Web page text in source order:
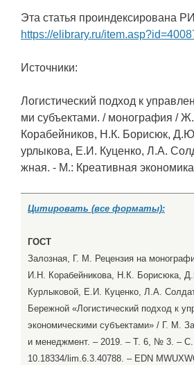
Эта статья проиндексирована
https://elibrary.ru/
Источники:
Логистический подход к
ми субъектами. / монография /
Корабейников, Н.К. Борисюк,
урлыкова, Е.И. Куценко, Л.А.
жная. - М.: Креативная
Цитировать (все форматы):
ГОСТ
Залозная, Г. М. Рецензия на
И.Н. Корабейникова, Н.К. Борисюка,
Курлыковой, Е.И. Куценко, Л.А.
Бережной «Логистический подход к
экономическими субъектами» / Г. М.
и менеджмент. – 2019. – Т. 6, № 3. – С.
10.18334/lim.6.3.40788. – EDN